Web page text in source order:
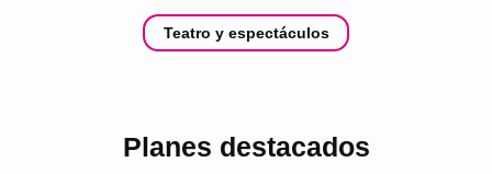
Teatro y espectáculos
Planes destacados